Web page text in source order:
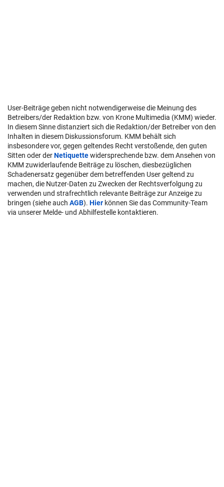
User-Beiträge geben nicht notwendigerweise die Meinung des
Betreibers/der Redaktion bzw. von Krone Multimedia (KMM) wieder.
In diesem Sinne distanziert sich die Redaktion/der Betreiber von den
Inhalten in diesem Diskussionsforum. KMM behält sich
insbesondere vor, gegen geltendes Recht verstoßende, den guten
Sitten oder derNetiquettewidersprechende bzw. dem Ansehen von
KMM zuwiderlaufende Beiträge zu löschen, diesbezüglichen
Schadenersatz gegenüber dem betreffenden User geltend zu
machen, die Nutzer-Daten zu Zwecken der Rechtsverfolgung zu
verwenden und strafrechtlich relevante Beiträge zur Anzeige zu
bringen (siehe auch AGB). Hier können Sie das Community-Team
via unserer Melde- und Abhilfestelle kontaktieren.